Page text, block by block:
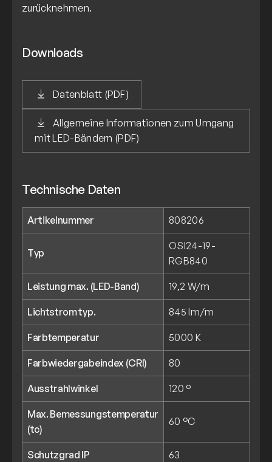
zurücknehmen.
Downloads
Datenblatt (PDF)
Allgemeine Informationen zum Umgang
mit LED-Bändern (PDF)
Technische Daten
Artikelnummer 808206
Typ
OSI24-19-
RGB840
Leistung max. (LED-Band) 19,2 W/m
Lichtstrom typ. 845 lm/m
Farbtemperatur 5000 K
Farbwiedergabeindex (CRI) 80
Ausstrahlwinkel 120 °
Max. Bemessungstemperatur
(tc)
60 °C
Schutzgrad IP 63